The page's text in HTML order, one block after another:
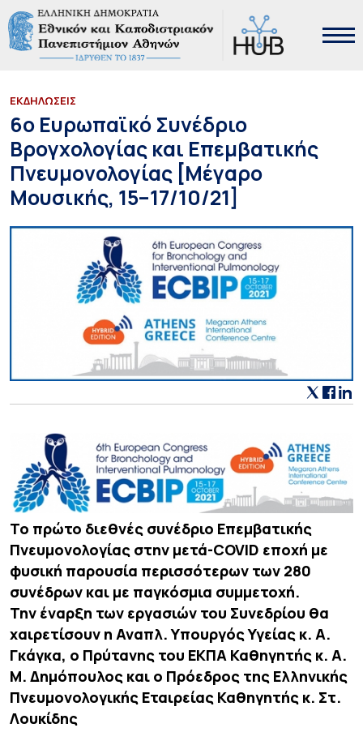
ΕΚΔΗΛΩΣΕΙΣ
6ο Ευρωπαϊκό Συνέδριο
Βρογχολογίας και Επεμβατικής
Πνευμονολογίας [Μέγαρο
Μουσικής, 15–17/10/21]
Το πρώτο διεθνές συνέδριο Επεμβατικής
Πνευμονολογίας στην μετά-COVID εποχή με
φυσική παρουσία περισσότερων των 280
συνέδρων και με παγκόσμια συμμετοχή.
Την έναρξη των εργασιών του Συνεδρίου θα
χαιρετίσουν η Αναπλ. Υπουργός Υγείας κ. A.
Γκάγκα, ο Πρύτανης του ΕΚΠΑ Καθηγητής κ. Α.
Μ. Δημόπουλος και ο Πρόεδρος της Ελληνικής
Πνευμονολογικής Εταιρείας Καθηγητής κ. Στ.
Λουκίδης